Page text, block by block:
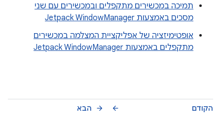
תמיכה במכשירים מתקפלים ובמכשירים עם שני
מסכים באמצעות Jetpack WindowManager
אופטימיזציה של אפליקציית המצלמה במכשירים
מתקפלים באמצעות Jetpack WindowManager
הקודם arrow_back הבא arrow_forward